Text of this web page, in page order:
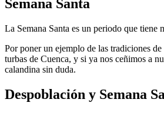
Semana Santa
La Semana Santa es un periodo que
Por poner un ejemplo de las tradiciones
turbas de Cuenca, y si ya nos ceñimos a
calandina sin duda.
Despoblación y Semana